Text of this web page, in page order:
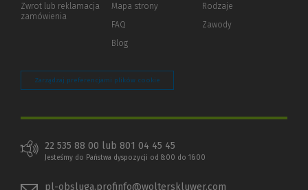
innej
Zwrot lub reklamacja
zamówienia
Mapa strony
FAQ
Blog
Rodzaje
Zawody
Zarządzaj preferencjami plików cookie
22 535 88 00 lub 801 04 45 45
Jesteśmy do Państwa dyspozycji od 8:00 do 16:00
pl-obsluga.profinfo@wolterskluwer.com